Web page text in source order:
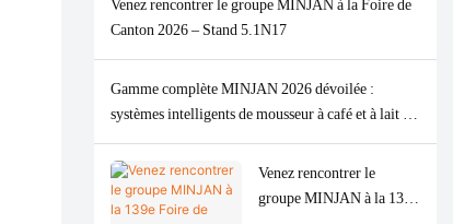
par une forte demande
Venez rencontrer le groupe MINJAN à la Foire de
Canton 2026 – Stand 5.1N17
Gamme complète MINJAN 2026 dévoilée :
systèmes intelligents de mousseur à café et à lait et
Venez rencontrer le
groupe MINJAN à la 139e